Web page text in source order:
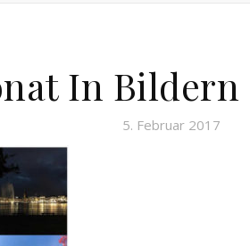
In Bildern
5. Februar 2017